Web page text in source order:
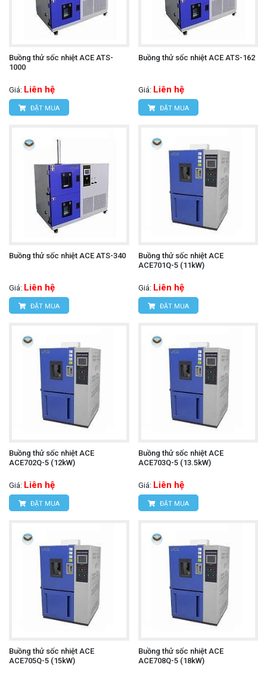
Buồng thử sốc nhiệt ACE ATS-
1000
Giá: Liên hệ
ĐẶT MUA
Buồng thử sốc nhiệt ACE ATS-162
Giá: Liên hệ
ĐẶT MUA
Buồng thử sốc nhiệt ACE ATS-340
Giá: Liên hệ
ĐẶT MUA
Buồng thử sốc nhiệt ACE
ACE701Q-5 (11kW)
Giá: Liên hệ
ĐẶT MUA
Buồng thử sốc nhiệt ACE
ACE702Q-5 (12kW)
Giá: Liên hệ
ĐẶT MUA
Buồng thử sốc nhiệt ACE
ACE703Q-5 (13.5kW)
Giá: Liên hệ
ĐẶT MUA
Buồng thử sốc nhiệt ACE
ACE705Q-5 (15kW)
Buồng thử sốc nhiệt ACE
ACE708Q-5 (18kW)